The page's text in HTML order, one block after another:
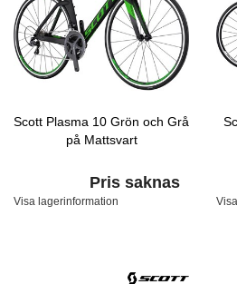
Scott Plasma 10 Grön och Grå
på Mattsvart
Pris saknas
Visa lagerinformation